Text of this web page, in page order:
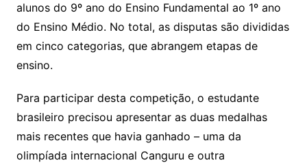
alunos do 9º ano do Ensino Fundamental ao 1º ano
do Ensino Médio. No total, as disputas são divididas
em cinco categorias, que abrangem etapas de
ensino.
Para participar desta competição, o estudante
brasileiro precisou apresentar as duas medalhas
mais recentes que havia ganhado – uma da
olimpíada internacional Canguru e outra